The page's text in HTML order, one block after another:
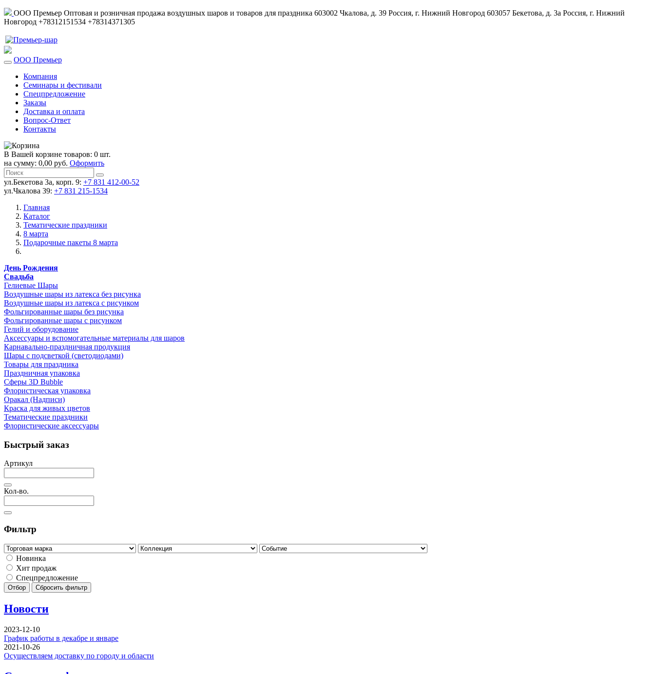
ООО Премьер Оптовая и розничная продажа воздушных шаров и товаров для праздника 603002 Чкалова, д. 39 Россия, г. Нижний Новгород 603057 Бекетова, д. 3а Россия, г. Нижний
Новгород +78312151534 +78314371305
ООО Премьер
Компания
Семинары и фестивали
Спецпредложение
Заказы
Доставка и оплата
Вопрос-Ответ
Контакты
В Вашей корзине товаров: 0 шт.
на сумму: 0,00 руб. Оформить
ул.Бекетова 3а, корп. 9: +7 831 412-00-52
ул.Чкалова 39: +7 831 215-1534
Главная
Каталог
Тематические праздники
8 марта
Подарочные пакеты 8 марта
День Рождения
Свадьба
Гелиевые Шары
Воздушные шары из латекса без рисунка
Воздушные шары из латекса с рисунком
Фольгированные шары без рисунка
Фольгированные шары с рисунком
Гелий и оборудование
Аксессуары и вспомогательные материалы для шаров
Карнавально-праздничная продукция
Шары с подсветкой (светодиодами)
Товары для праздника
Праздничная упаковка
Сферы 3D Bubble
Флористическая упаковка
Оракал (Надписи)
Краска для живых цветов
Тематические праздники
Флористические аксессуары
Быстрый заказ
Артикул
Кол-во.
Фильтр
Новинка
Хит продаж
Спецпредложение
Отбор Сбросить фильтр
Новости
2023-12-10
График работы в декабре и январе
2021-10-26
Осуществляем доставку по городу и области